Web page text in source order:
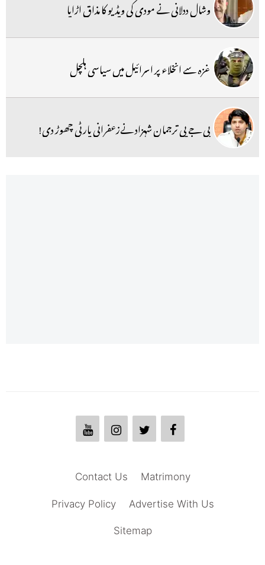
وشال ددلانی نے مودی کی ویڈیو کا مذاق اڑایا
غزہ سے انخلاء پر اسرائیل میں سیاسی ہلچل
بی جے پی ترجمان شہزاد نےزعفرانی پارٹی چھوڑ دی!
Matrimony
Contact Us
Advertise With Us
Privacy Policy
Sitemap